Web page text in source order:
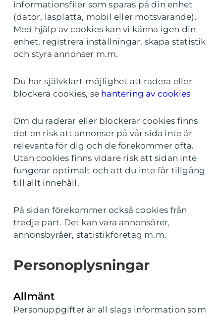
informationsfiler som sparas på din enhet
(dator, läsplatta, mobil eller motsvarande).
Med hjälp av cookies kan vi känna igen din
enhet, registrera inställningar, skapa statistik
och styra annonser m.m.
Du har självklart möjlighet att radera eller
blockera cookies, se hantering av cookies
Om du raderar eller blockerar cookies finns
det en risk att annonser på vår sida inte är
relevanta för dig och de förekommer ofta.
Utan cookies finns vidare risk att sidan inte
fungerar optimalt och att du inte får tillgång
till allt innehåll.
På sidan förekommer också cookies från
tredje part. Det kan vara annonsörer,
annonsbyråer, statistikföretag m.m.
Personoplysningar
Allmänt
Personuppgifter är all slags information som